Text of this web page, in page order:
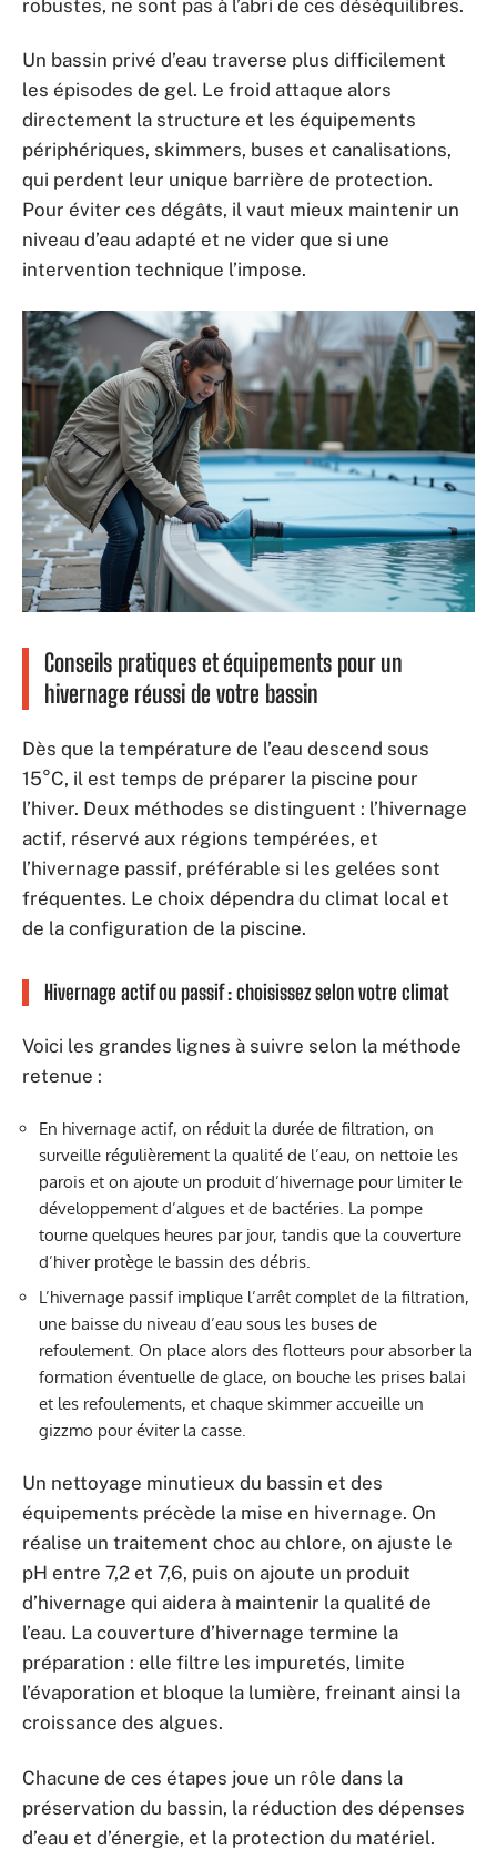
robustes, ne sont pas à l’abri de ces déséquilibres.
Un bassin privé d’eau traverse plus difficilement
les épisodes de gel. Le froid attaque alors
directement la structure et les équipements
périphériques, skimmers, buses et canalisations,
qui perdent leur unique barrière de protection.
Pour éviter ces dégâts, il vaut mieux maintenir un
niveau d’eau adapté et ne vider que si une
intervention technique l’impose.
Conseils pratiques et équipements pour un
hivernage réussi de votre bassin
Dès que la température de l’eau descend sous
15°C, il est temps de préparer la piscine pour
l’hiver. Deux méthodes se distinguent : l’hivernage
actif, réservé aux régions tempérées, et
l’hivernage passif, préférable si les gelées sont
fréquentes. Le choix dépendra du climat local et
de la configuration de la piscine.
Hivernage actif ou passif : choisissez selon votre climat
Voici les grandes lignes à suivre selon la méthode
retenue :
En hivernage actif, on réduit la durée de filtration, on
surveille régulièrement la qualité de l’eau, on nettoie les
parois et on ajoute un produit d’hivernage pour limiter le
développement d’algues et de bactéries. La pompe
tourne quelques heures par jour, tandis que la couverture
d’hiver protège le bassin des débris.
L’hivernage passif implique l’arrêt complet de la filtration,
une baisse du niveau d’eau sous les buses de
refoulement. On place alors des flotteurs pour absorber la
formation éventuelle de glace, on bouche les prises balai
et les refoulements, et chaque skimmer accueille un
gizzmo pour éviter la casse.
Un nettoyage minutieux du bassin et des
équipements précède la mise en hivernage. On
réalise un traitement choc au chlore, on ajuste le
pH entre 7,2 et 7,6, puis on ajoute un produit
d’hivernage qui aidera à maintenir la qualité de
l’eau. La couverture d’hivernage termine la
préparation : elle filtre les impuretés, limite
l’évaporation et bloque la lumière, freinant ainsi la
croissance des algues.
Chacune de ces étapes joue un rôle dans la
préservation du bassin, la réduction des dépenses
d’eau et d’énergie, et la protection du matériel.